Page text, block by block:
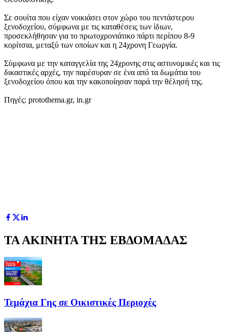
Σε σουίτα που είχαν νοικιάσει στον χώρο του πεντάστερου
ξενοδοχείου, σύμφωνα με τις καταθέσεις των ίδιων,
προσεκλήθησαν για το πρωτοχρονιάτικο πάρτι περίπου 8-9
κορίτσια, μεταξύ των οποίων και η 24χρονη Γεωργία.
Σύμφωνα με την καταγγελία της 24χρονης στις αστυνομικές και τις
δικαστικές αρχές, την παρέσυραν σε ένα από τα δωμάτια του
ξενοδοχείου όπου και την κακοποίησαν παρά την θέλησή της.
Πηγές: protothema.gr, in.gr
ΤΑ ΑΚΙΝΗΤΑ ΤΗΣ ΕΒΔΟΜΑΔΑΣ
Τεμάχια Γης σε Οικιστικές Περιοχές